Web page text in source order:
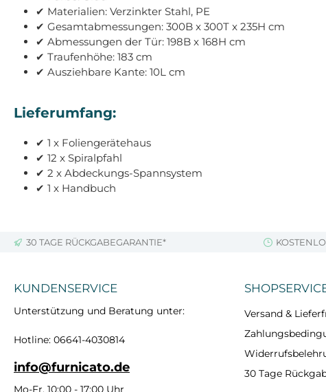
✔ Materialien: Verzinkter Stahl, PE
✔ Gesamtabmessungen: 300B x 300T x 235H cm
✔ Abmessungen der Tür: 198B x 168H cm
✔ Traufenhöhe: 183 cm
✔ Ausziehbare Kante: 10L cm
Lieferumfang:
✔ 1 x Foliengerätehaus
✔ 12 x Spiralpfahl
✔ 2 x Abdeckungs-Spannsystem
✔ 1 x Handbuch
30 TAGE RÜCKGABEGARANTIE*
KUNDENSERVICE
Unterstützung und Beratung unter:
Hotline: 06641-4030814
info@furnicato.de
Mo-Fr, 10:00 - 17:00 Uhr
Versand &
30 Tage